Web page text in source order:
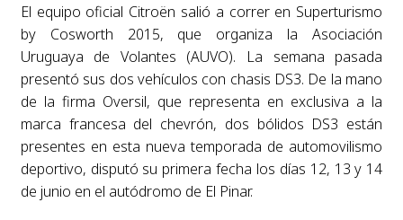
El equipo oficial Citroën salió a correr en Superturismo
by Cosworth 2015, que organiza la Asociación
Uruguaya de Volantes (AUVO). La semana pasada
presentó sus dos vehículos con chasis DS3. De la mano
de la firma Oversil, que representa en exclusiva a la
marca francesa del chevrón, dos bólidos DS3 están
presentes en esta nueva temporada de automovilismo
deportivo, disputó su primera fecha los días 12, 13 y 14
de junio en el autódromo de El Pinar.